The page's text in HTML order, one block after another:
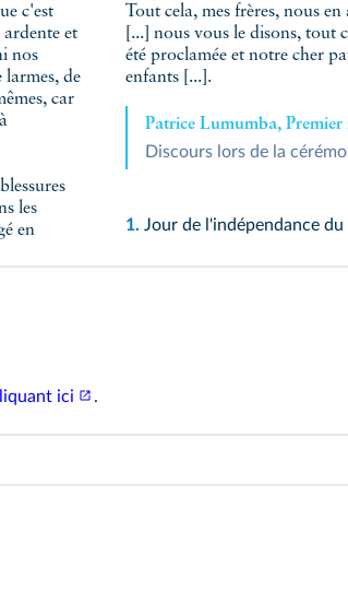
c'est
et
nos
de
car
en
Tout cela, mes frères, nous en avons
[...] nous vous le disons, tout cela est désormais fini. La République du Congo a
été proclamée et notre cher pays est maintenant
enfants [...].
Patrice Lumumba,
Discours lors de la
1. Jour de l'indépendance du
ici .